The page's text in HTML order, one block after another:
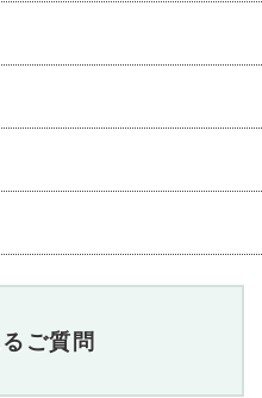
ご質問